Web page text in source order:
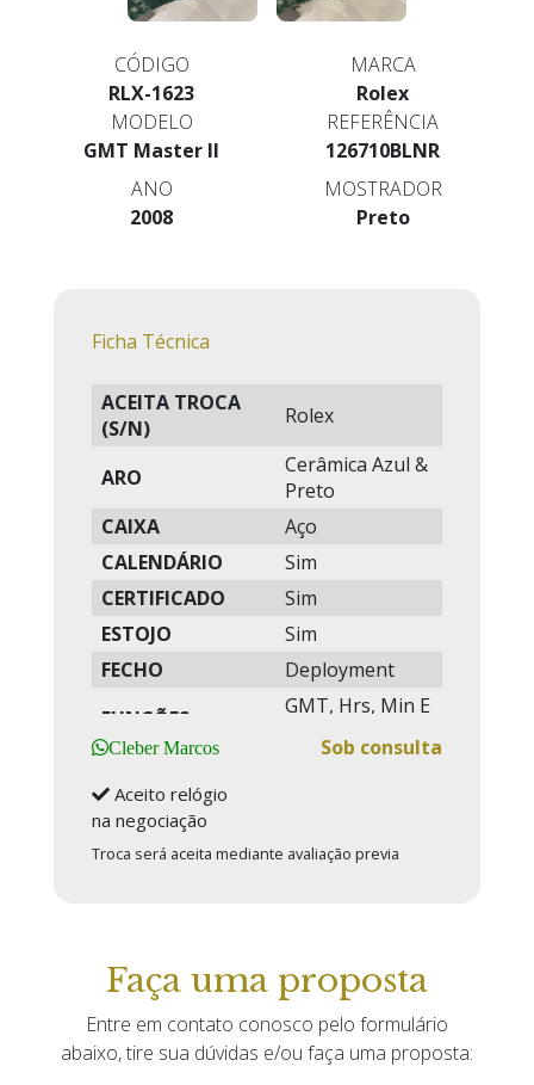
CÓDIGO
RLX-1623
MARCA
Rolex
MODELO
GMT Master II
REFERÊNCIA
126710BLNR
ANO
2008
MOSTRADOR
Preto
Ficha Técnica
ACEITA TROCA
(S/N)
Rolex
ARO
Cerâmica Azul &
Preto
CAIXA
Aço
CALENDÁRIO
Sim
CERTIFICADO
Sim
ESTOJO
Sim
FECHO
Deployment
FUNÇÕES
GMT, Hrs, Min E
FÁBRICA
GARANTIA
WEBLUXURY
02 Anos
PULSEIRA
RESISTENTE
100 Mts
REVISÃO FEITA
Sim
TAMANHO
40mm
Cleber Marcos Sob consulta
Aceito relógio
na negociação
Troca será aceita mediante avaliação previa
Faça uma proposta
Entre em contato conosco pelo formulário
abaixo, tire sua dúvidas e/ou faça uma proposta: